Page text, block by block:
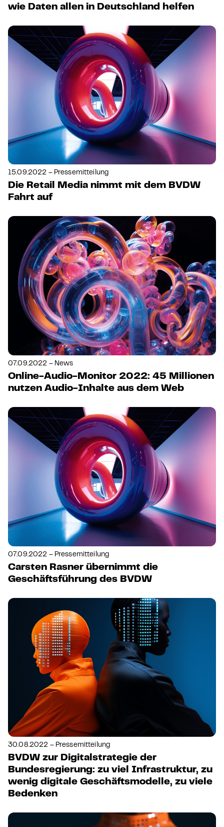
wie Daten allen in Deutschland helfen
15.09.2022 – Pressemitteilung
Die Retail Media nimmt mit dem BVDW
Fahrt auf
07.09.2022 – News
Online-Audio-Monitor 2022: 45 Millionen
nutzen Audio-Inhalte aus dem Web
07.09.2022 – Pressemitteilung
Carsten Rasner übernimmt die
Geschäftsführung des BVDW
30.08.2022 – Pressemitteilung
BVDW zur Digitalstrategie der
Bundesregierung: zu viel Infrastruktur, zu
wenig digitale Geschäftsmodelle, zu viele
Bedenken